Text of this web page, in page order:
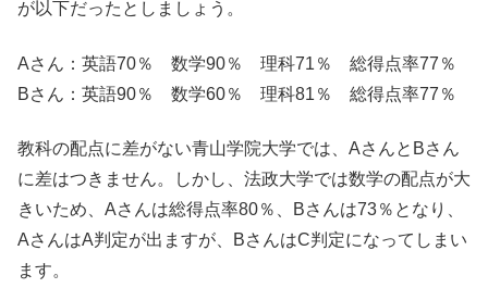
が以下だったとしましょう。
Aさん：英語70％ 数学90％ 理科71％ 総得点率77％
Bさん：英語90％ 数学60％ 理科81％ 総得点率77％
教科の配点に差がない青山学院大学では、AさんとBさん
に差はつきません。しかし、法政大学では数学の配点が大
きいため、Aさんは総得点率80％、Bさんは73％となり、
AさんはA判定が出ますが、BさんはC判定になってしまい
ます。